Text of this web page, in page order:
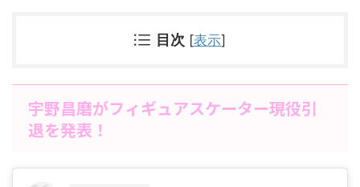
目次 [表示]
宇野昌磨がフィギュアスケーター現役引
退を発表！